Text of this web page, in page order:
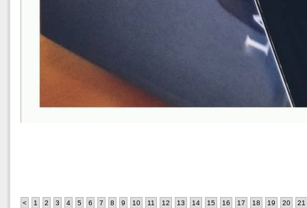
< 1 2 3 4 5 6 7 8 9 10 11 12 13 14 15 16 17 18 19 20
21